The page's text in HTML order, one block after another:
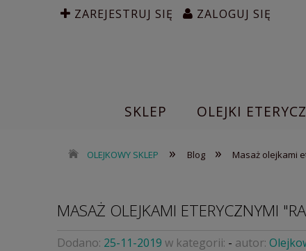
ZAREJESTRUJ SIĘ ZALOGUJ SIĘ
SKLEP OLEJKI
OLEJKOWY SKLEP » Blog » Masaż olejkami
MASAŻ OLEJKAMI ETERYCZNYMI
Dodano: 25-11-2019 w kategorii: - autor: